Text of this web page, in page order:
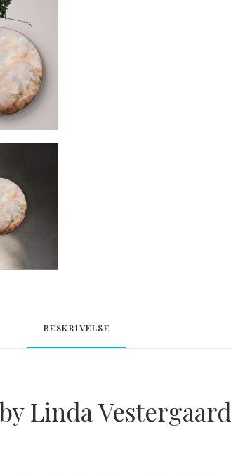
BESKRIVELSE
Linda Vestergaard